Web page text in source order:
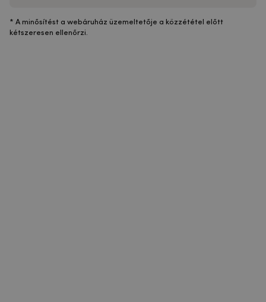
* A minősítést a webáruház üzemeltetője a közzététel előtt
kétszeresen ellenőrzi.